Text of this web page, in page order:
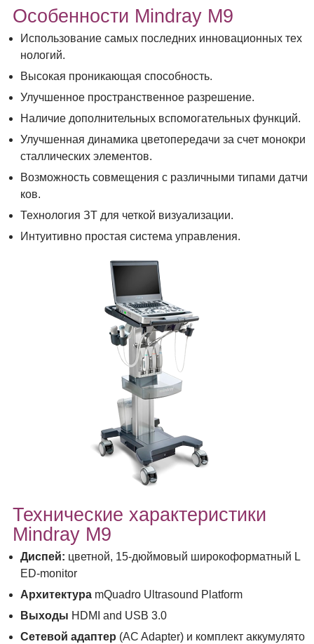
Особенности Mindray M9
Использование самых последних инновационных тех
нологий.
Высокая проникающая способность.
Улучшенное пространственное разрешение.
Наличие дополнительных вспомогательных функций.
Улучшенная динамика цветопередачи за счет монокри
сталлических элементов.
Возможность совмещения с различными типами датчи
ков.
Технология ЗТ для четкой визуализации.
Интуитивно простая система управления.
Технические характеристики
Mindray М9
Диспей: цветной, 15-дюймовый широкоформатный L
ED-monitor
Архитектура mQuadro Ultrasound Platform
Выходы HDMI and USB 3.0
Сетевой адаптер (AC Adapter) и комплект аккумулято